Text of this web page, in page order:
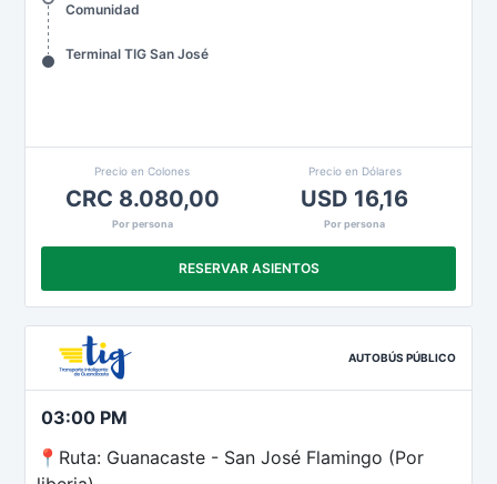
Comunidad
Terminal TIG San José
Precio en Colones
CRC 8.080,00
Por persona
Precio en Dólares
USD 16,16
Por persona
RESERVAR ASIENTOS
AUTOBÚS PÚBLICO
03:00 PM
📍Ruta: Guanacaste - San José Flamingo (Por